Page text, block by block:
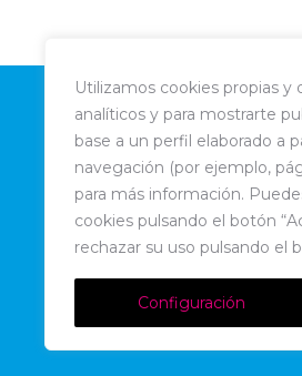
Utilizamos cookies propias y
analíticos y para mostrarte
base a un perfil elaborado a
navegación (por ejemplo,
para más información.
cookies pulsando el botón
rechazar su uso pulsando el
Configuración